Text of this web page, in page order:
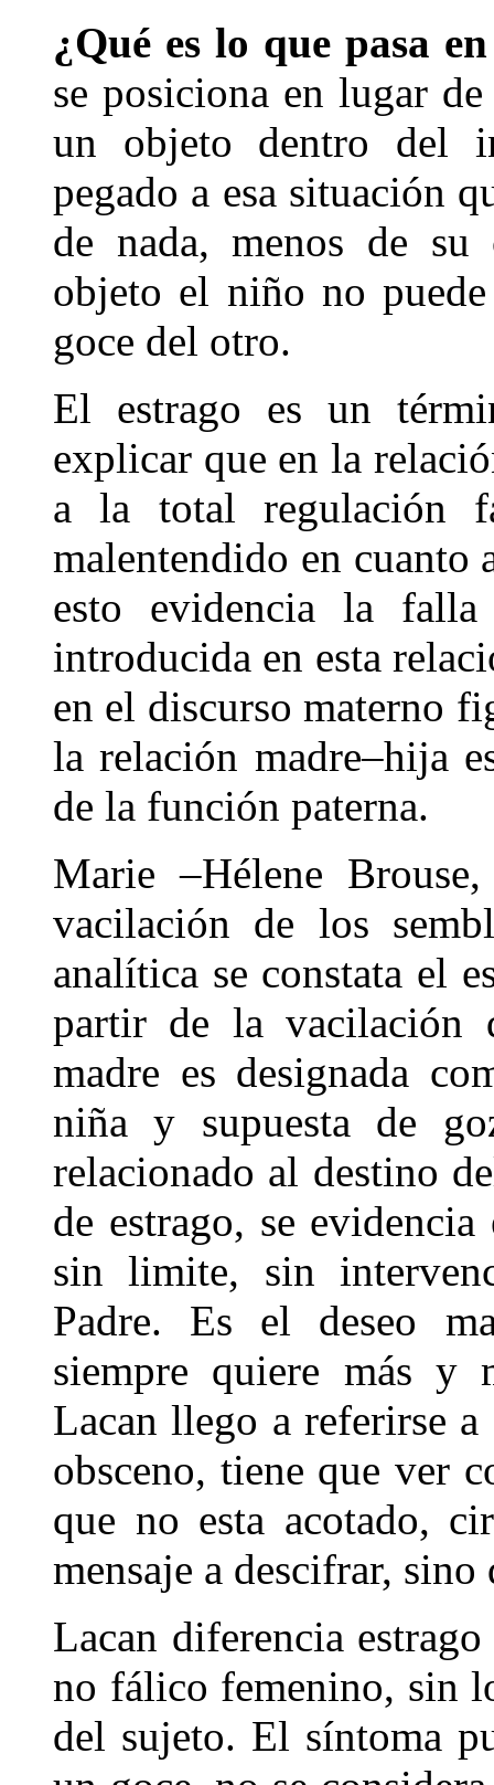
¿Qué es lo que pasa
se posiciona en lugar
un objeto dentro del
pegado a esa situación
de nada, menos de su
objeto el niño no
goce del otro.
El estrago es un
explicar que en la
a la total regulación
malentendido en cuanto
esto evidencia la
introducida en esta
en el discurso materno
la relación madre–hija
de la función paterna.
Marie –Hélene
vacilación de los
analítica se constata el
partir de la vacilación
madre es designada
niña y supuesta de
relacionado al destino
de estrago, se
sin limite, sin
Padre. Es el deseo
siempre quiere más y
Lacan llego a referirse
obsceno, tiene que ver
que no esta acotado,
mensaje a descifrar, sino
Lacan diferencia
no fálico femenino, sin
del sujeto. El síntoma